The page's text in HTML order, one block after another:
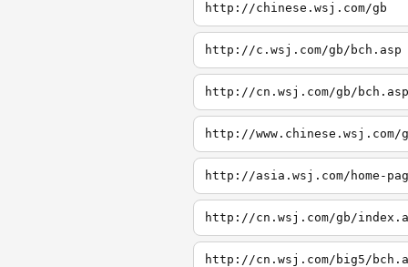
http://chinese.wsj.com/gb
http://c.wsj.com/gb/bch.asp
http://cn.wsj.com/gb/bch.asp
http://www.chinese.wsj.com/
http://asia.wsj.com/home-
http://cn.wsj.com/gb/
http://cn.wsj.com/big5/